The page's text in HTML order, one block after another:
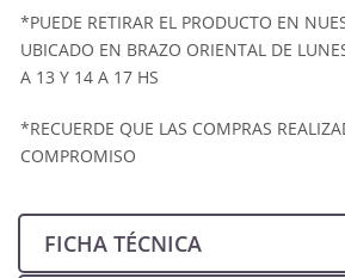
*PUEDE RETIRAR EL PRODUCTO EN
UBICADO EN BRAZO ORIENTAL DE
A 13 Y 14 A 17 HS
*RECUERDE QUE LAS COMPRAS
COMPROMISO
FICHA TÉCNICA